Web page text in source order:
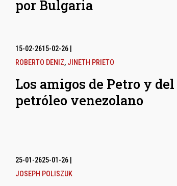
por Bulgaria
15-02-2615-02-26
ROBERTO DENIZ, JINETH PRIETO
Los amigos de Petro y del
petróleo venezolano
25-01-2625-01-26
JOSEPH POLISZUK